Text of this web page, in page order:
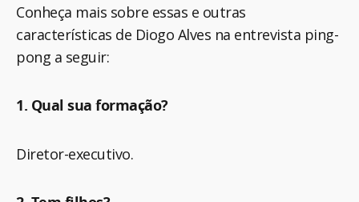
Conheça mais sobre essas e outras
características de Diogo Alves na entrevista ping-
pong a seguir:
1. Qual sua formação?
Diretor-executivo.